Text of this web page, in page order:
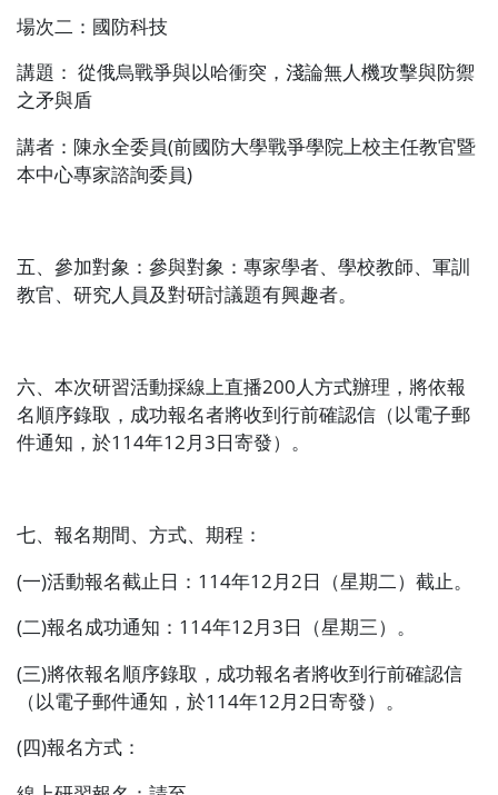
場次二：國防科技
講題： 從俄烏戰爭與以哈衝突，淺論無人機攻擊與防禦
之矛與盾
講者：陳永全委員(前國防大學戰爭學院上校主任教官暨
本中心專家諮詢委員)
五、參加對象：參與對象：專家學者、學校教師、軍訓
教官、研究人員及對研討議題有興趣者。
六、本次研習活動採線上直播200人方式辦理，將依報
名順序錄取，成功報名者將收到行前確認信（以電子郵
件通知，於114年12月3日寄發）。
七、報名期間、方式、期程：
(一)活動報名截止日： 114年12月2日（星期二）截止。
(二)報名成功通知： 114年12月3日（星期三）。
(三)將依報名順序錄取，成功報名者將收到行前確認信
（以電子郵件通知，於114年12月2日寄發）。
(四)報名方式：